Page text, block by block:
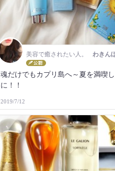
美容で癒されたい人。 わきん
魂だけでもカプリ島へ～夏を満喫
に！！
2019/7/12